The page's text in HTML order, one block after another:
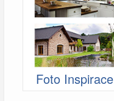
Foto Inspirace